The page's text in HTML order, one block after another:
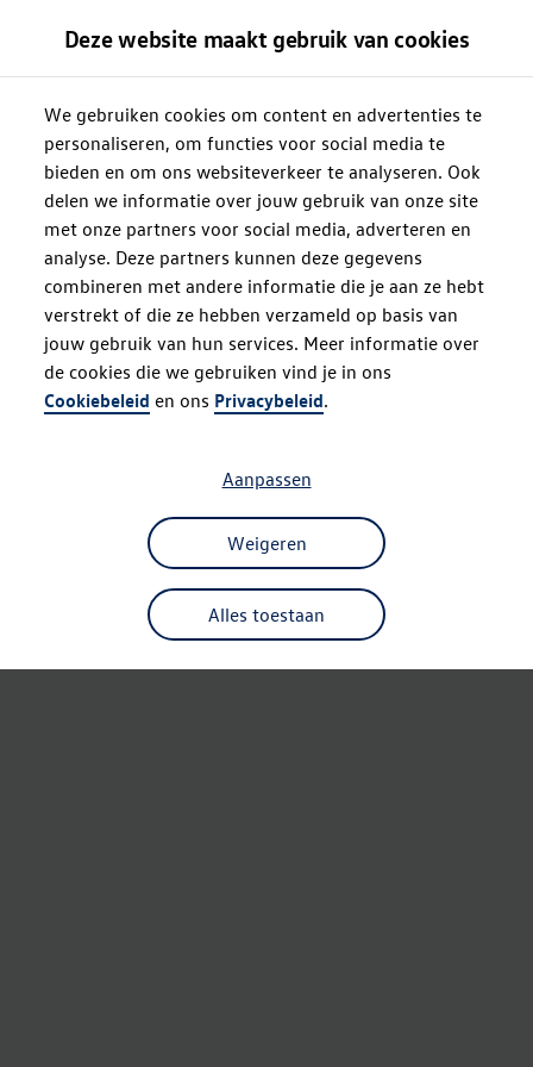
Deze website maakt gebruik van cookies
We gebruiken cookies om content en advertenties te
personaliseren, om functies voor social media te
bieden en om ons websiteverkeer te analyseren. Ook
delen we informatie over jouw gebruik van onze site
met onze partners voor social media, adverteren en
analyse. Deze partners kunnen deze gegevens
combineren met andere informatie die je aan ze hebt
verstrekt of die ze hebben verzameld op basis van
jouw gebruik van hun services. Meer informatie over
de cookies die we gebruiken vind je in ons
Cookiebeleid en ons Privacybeleid.
Alles toestaan
Weigeren
Aanpassen
Oops!
Something went wrong. Please try
refreshing the app
Refresh